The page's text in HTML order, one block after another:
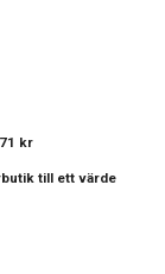
kr
till ett värde